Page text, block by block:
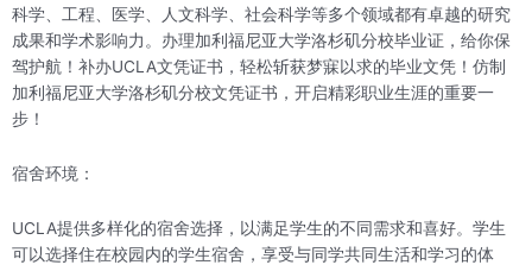
科学、工程、医学、人文科学、社会科学等多个领域都有卓越的研究
成果和学术影响力。办理加利福尼亚大学洛杉矶分校毕业证，给你保
驾护航！补办UCLA文凭证书，轻松斩获梦寐以求的毕业文凭！仿制
加利福尼亚大学洛杉矶分校文凭证书，开启精彩职业生涯的重要一
步！
宿舍环境：
UCLA提供多样化的宿舍选择，以满足学生的不同需求和喜好。学生
可以选择住在校园内的学生宿舍，享受与同学共同生活和学习的体